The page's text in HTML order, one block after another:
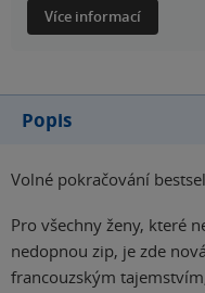
Více informací
Popis
Volné pokračování
Pro všechny ženy, které
nedopnou zip, je zde
francouzským